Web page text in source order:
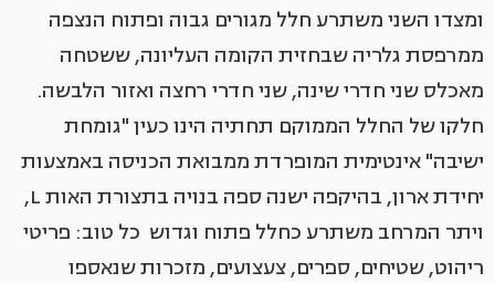
ומצדו השני משתרע חלל מגורים גבוה ופתוח הנצפה
ממרפסת גלריה שבחזית הקומה העליונה, ששטחה
מאכלס שני חדרי שינה, שני חדרי רחצה ואזור הלבשה.
חלקו של החלל הממוקם תחתיה הינו כעין "גומחת
ישיבה" אינטימית המופרדת ממבואת הכניסה באמצעות
יחידת ארון, בהיקפה ישנה ספה בנויה בתצורת האות L,
ויתר המרחב משתרע כחלל פתוח וגדוש כל טוב: פריטי
ריהוט, שטיחים, ספרים, צעצועים, מזכרות שנאספו